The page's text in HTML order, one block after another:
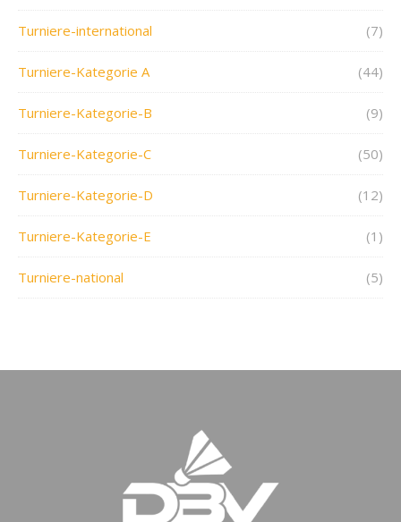
Turniere-international (7)
Turniere-Kategorie A (44)
Turniere-Kategorie-B (9)
Turniere-Kategorie-C (50)
Turniere-Kategorie-D (12)
Turniere-Kategorie-E (1)
Turniere-national (5)